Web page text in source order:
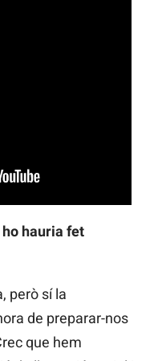
hauria fet
però sí la
de preparar-nos
que hem